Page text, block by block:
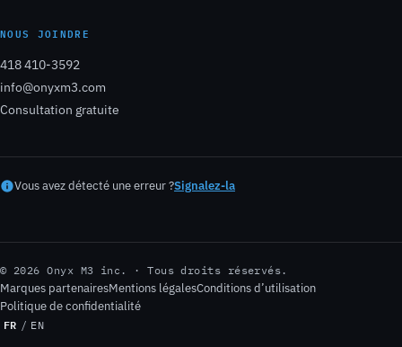
NOUS JOINDRE
418 410-3592
info@onyxm3.com
Consultation gratuite
Vous avez détecté une erreur ?Signalez-la
© 2026 Onyx M3 inc. · Tous droits réservés.
Marques partenairesMentions légalesConditions d’utilisation
Politique de confidentialité
FR / EN